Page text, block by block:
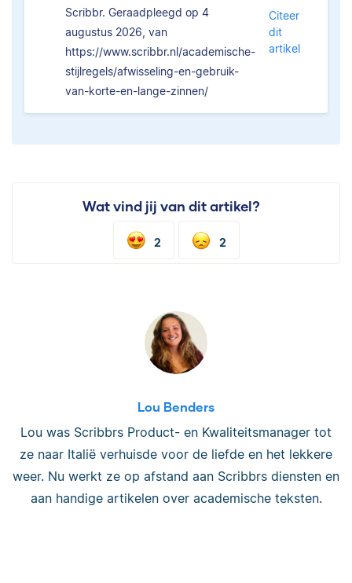
Scribbr. Geraadpleegd op 4
augustus 2026, van
https://www.scribbr.nl/academische-
stijlregels/afwisseling-en-gebruik-
van-korte-en-lange-zinnen/
Citeer
dit
artikel
Wat vind jij van dit artikel?
2 2
Lou Benders
Lou was Scribbrs Product- en Kwaliteitsmanager tot
ze naar Italië verhuisde voor de liefde en het lekkere
weer. Nu werkt ze op afstand aan Scribbrs diensten en
aan handige artikelen over academische teksten.